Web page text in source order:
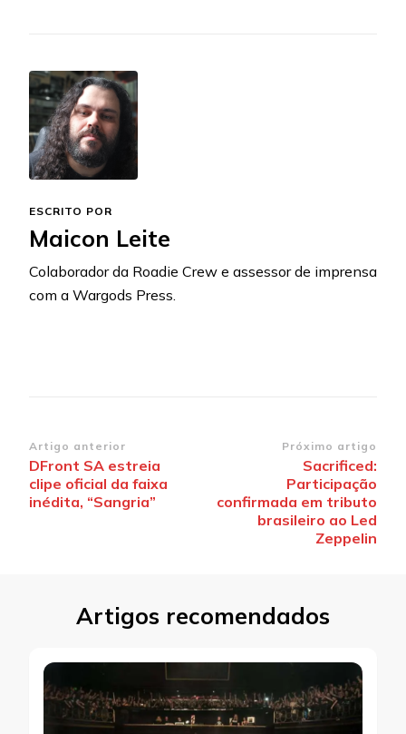
ESCRITO POR
Maicon Leite
Colaborador da Roadie Crew e assessor de imprensa
com a Wargods Press.
Navegação
de
post
Artigo anterior
DFront SA estreia
clipe oficial da faixa
inédita, “Sangria”
Próximo artigo
Sacrificed:
Participação
confirmada em tributo
brasileiro ao Led
Zeppelin
Artigos recomendados